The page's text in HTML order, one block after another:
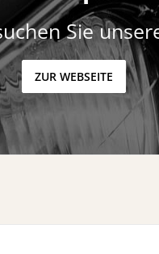
Sie
ZUR WEBSEITE